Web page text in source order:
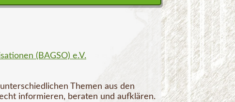
(BAGSO) e.V.
Themen aus den
informieren, beraten und aufklären.